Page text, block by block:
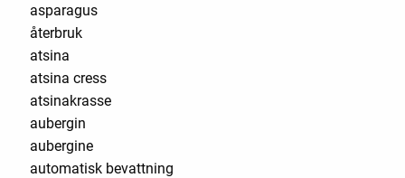
asparagus
återbruk
atsina
atsina cress
atsinakrasse
aubergin
aubergine
automatisk bevattning